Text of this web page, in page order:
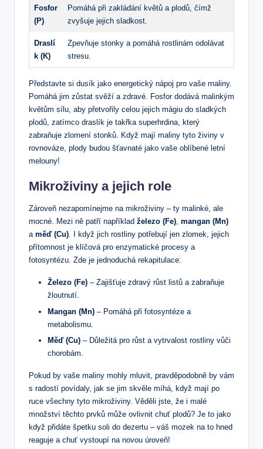
Fosfor
(P)
Pomáhá při zakládání květů a plodů, čímž
zvyšuje jejich sladkost.
Draslí
k (K)
Zpevňuje stonky a pomáhá rostlinám odolávat
stresu.
Představte si dusík jako energetický nápoj pro vaše maliny.
Pomáhá jim zůstat svěží a zdravé. Fosfor dodává malinkým
květům sílu, aby přetvořily celou jejich mágiu do sladkých
plodů, zatímco draslík je takřka superhrdina, který
zabraňuje zlomení stonků. Když mají maliny tyto živiny v
rovnováze, plody budou šťavnaté jako vaše oblíbené letní
melouny!
Mikroživiny a jejich role
Zároveň nezapomínejme na mikroživiny – ty malinké, ale
mocné. Mezi ně patří například železo (Fe), mangan (Mn)
a měď (Cu). I když jich rostliny potřebují jen zlomek, jejich
přítomnost je klíčová pro enzymatické procesy a
fotosyntézu. Zde je jednoduchá rekapitulace:
Železo (Fe) – Zajišťuje zdravý růst listů a zabraňuje
žloutnutí.
Mangan (Mn) – Pomáhá při fotosyntéze a
metabolismu.
Měď (Cu) – Důležitá pro růst a vytrvalost rostliny vůči
chorobám.
Pokud by vaše maliny mohly mluvit, pravděpodobně by vám
s radostí povídaly, jak se jim skvěle míhá, když mají po
ruce všechny tyto mikroživiny. Věděli jste, že i malé
množství těchto prvků může ovlivnit chuť plodů? Je to jako
když přidáte špetku soli do dezertu – váš mozek na to hned
reaguje a chuť vystoupí na novou úroveň!